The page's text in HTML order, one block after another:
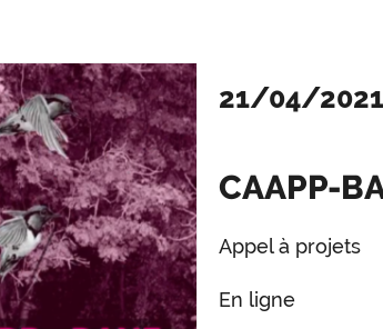
21/04/2021
CAAPP-
Appel à projets
En ligne